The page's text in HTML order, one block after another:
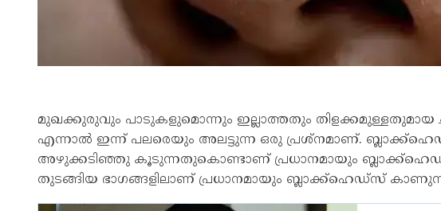
മുഖക്കുരുവും പാടുകളുമൊന്നും ഇല്ലാത്തതും തിളക്കമുള്ളതുമായ
എന്നാൽ ഇന്ന് പലരെയും അലട്ടുന്ന ഒരു പ്രശ്നമാണ്.
അഴുക്കടിഞ്ഞു കൂടുന്നതുകൊണ്ടാണ് പ്രധാനമായും
തുടങ്ങിയ ഭാഗങ്ങളിലാണ് പ്രധാനമായും ബ്ലാക്ക്ഹെഡ്‌സ്